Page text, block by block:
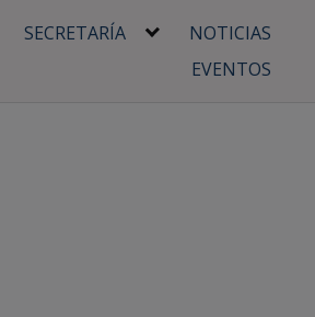
SECRETARÍA
NOTICIAS
EVENTOS